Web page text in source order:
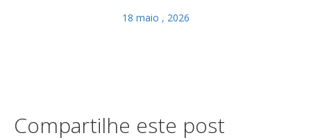
18 maio , 2026
Compartilhe este post